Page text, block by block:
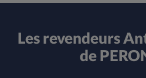
Les revendeurs
de